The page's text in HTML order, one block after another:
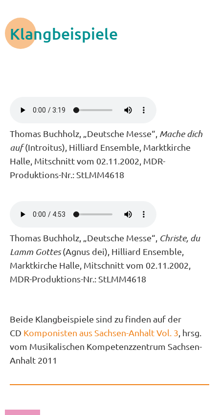
Klangbeispiele
Thomas Buchholz, „Deutsche Messe“, Mache dich
auf(Introitus), Hilliard Ensemble, Marktkirche
Halle, Mitschnitt vom 02.11.2002, MDR-
Produktions-Nr.: StLMM4618
Thomas Buchholz, „Deutsche Messe“, Christe, du
Lamm Gottes(Agnus dei), Hilliard Ensemble,
Marktkirche Halle, Mitschnitt vom 02.11.2002,
MDR-Produktions-Nr.: StLMM4618
Beide Klangbeispiele sind zu finden auf der
CD Komponisten aus Sachsen-Anhalt Vol. 3, hrsg.
vom Musikalischen Kompetenzzentrum Sachsen-
Anhalt 2011